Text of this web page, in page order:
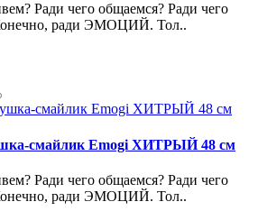
Ради чего общаемся? Ради чего
ради ЭМОЦИЙ. Тол..
смайлик Emogi ХИТРЫЙ 48 см
Ради чего общаемся? Ради чего
ради ЭМОЦИЙ. Тол..